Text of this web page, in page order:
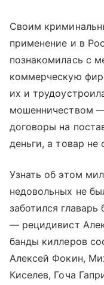
Своим
применение и в
познакомилась с
коммерческую
их и
мошенничеством
договоры на
деньги, а товар не
Узнать об этом
недовольных не
заботился
— рецидивист
банды киллеров
Алексей Фокин,
Киселев, Гоча